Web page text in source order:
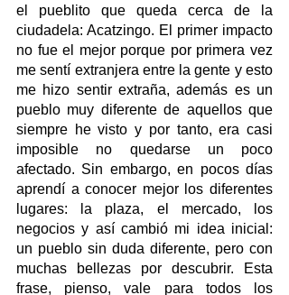
el pueblito que queda cerca de la
ciudadela: Acatzingo. El primer impacto
no fue el mejor porque por primera vez
me sentí extranjera entre la gente y esto
me hizo sentir extraña, además es un
pueblo muy diferente de aquellos que
siempre he visto y por tanto, era casi
imposible no quedarse un poco
afectado. Sin embargo, en pocos días
aprendí a conocer mejor los diferentes
lugares: la plaza, el mercado, los
negocios y así cambió mi idea inicial:
un pueblo sin duda diferente, pero con
muchas bellezas por descubrir. Esta
frase, pienso, vale para todos los